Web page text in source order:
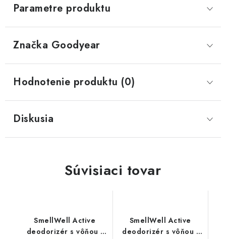
Parametre produktu
Značka Goodyear
Hodnotenie produktu (0)
Diskusia
Súvisiaci tovar
SmellWell Active
deodorizér s vôňou -
SmellWell Active
deodorizér s vôňou -